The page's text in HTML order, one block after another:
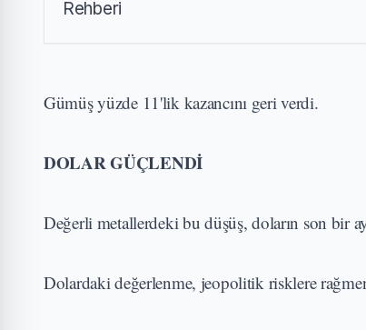
Gümüş yüzde 11'lik kazancını geri verdi.
DOLAR GÜÇLENDİ
Değerli metallerdeki bu düşüş, doların son bir
Dolardaki değerlenme, jeopolitik risklere